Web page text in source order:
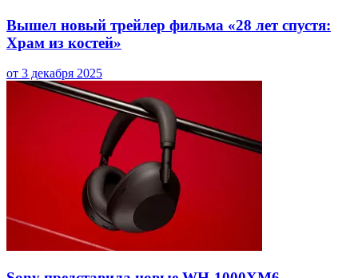
Вышел новый трейлер фильма «28 лет спустя:
Храм из костей»
от 3 декабря 2025